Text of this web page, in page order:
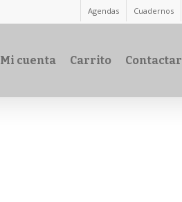
Agendas Cuadernos
Mi cuenta Carrito Contactar